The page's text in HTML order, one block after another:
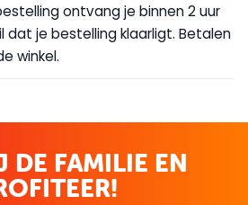
ontvang je binnen 2 uur
dat je bestelling klaarligt. Betalen
winkel.
DE FAMILIE EN